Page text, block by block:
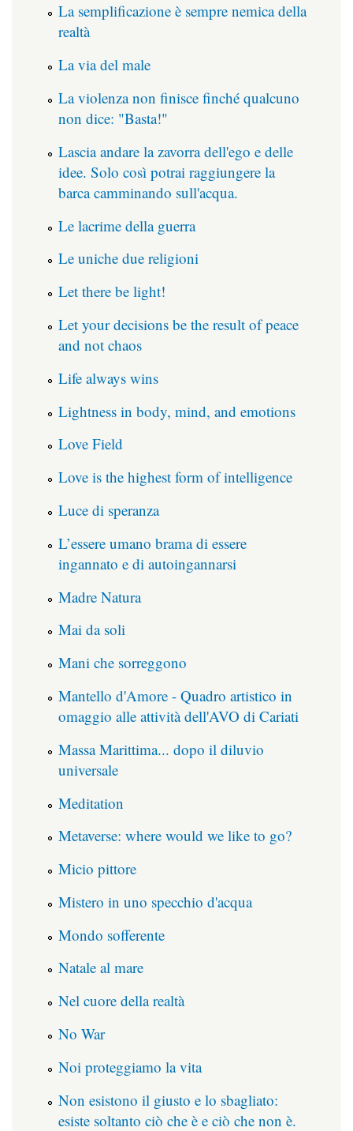
La semplificazione è sempre nemica della
realtà
La via del male
La violenza non finisce finché qualcuno
non dice: "Basta!"
Lascia andare la zavorra dell'ego e delle
idee. Solo così potrai raggiungere la
barca camminando sull'acqua.
Le lacrime della guerra
Le uniche due religioni
Let there be light!
Let your decisions be the result of peace
and not chaos
Life always wins
Lightness in body, mind, and emotions
Love Field
Love is the highest form of intelligence
Luce di speranza
L’essere umano brama di essere
ingannato e di autoingannarsi
Madre Natura
Mai da soli
Mani che sorreggono
Mantello d'Amore - Quadro artistico in
omaggio alle attività dell'AVO di Cariati
Massa Marittima... dopo il diluvio
universale
Meditation
Metaverse: where would we like to go?
Micio pittore
Mistero in uno specchio d'acqua
Mondo sofferente
Natale al mare
Nel cuore della realtà
No War
Noi proteggiamo la vita
Non esistono il giusto e lo sbagliato:
esiste soltanto ciò che è e ciò che non è.